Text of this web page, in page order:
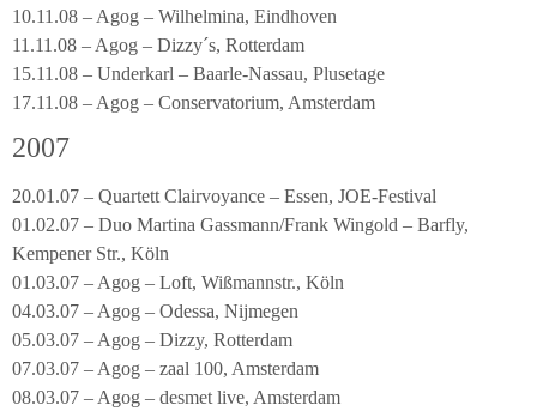
10.11.08 – Agog – Wilhelmina, Eindhoven
11.11.08 – Agog – Dizzy´s, Rotterdam
15.11.08 – Underkarl – Baarle-Nassau, Plusetage
17.11.08 – Agog – Conservatorium, Amsterdam
2007
20.01.07 – Quartett Clairvoyance – Essen, JOE-Festival
01.02.07 – Duo Martina Gassmann/Frank Wingold – Barfly,
Kempener Str., Köln
01.03.07 – Agog – Loft, Wißmannstr., Köln
04.03.07 – Agog – Odessa, Nijmegen
05.03.07 – Agog – Dizzy, Rotterdam
07.03.07 – Agog – zaal 100, Amsterdam
08.03.07 – Agog – desmet live, Amsterdam